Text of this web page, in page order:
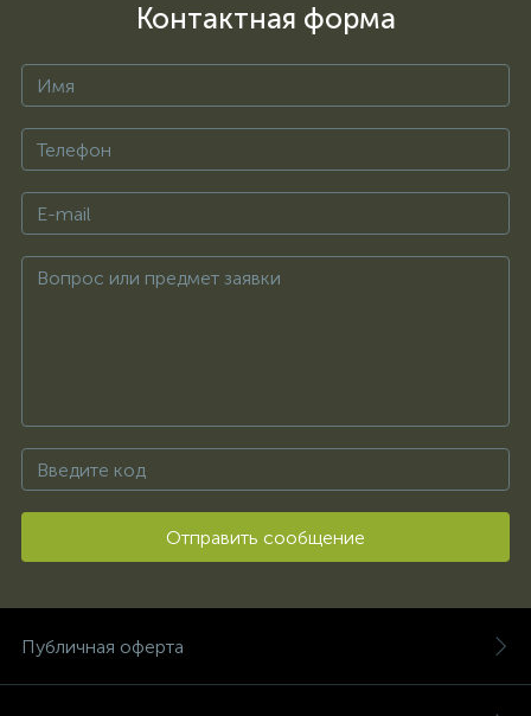
Контактная форма
Отправить сообщение
Публичная оферта